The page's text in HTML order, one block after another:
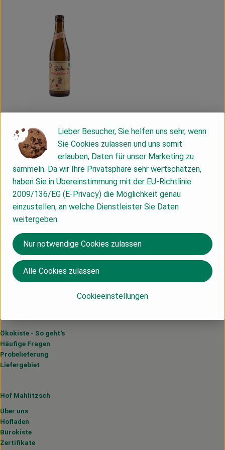
Vorratskammer
Getränke
Haus, Garten & Co.
Über uns
Lieferservice
Neues vom Hof
Blog
, Preis:
1,39 €/ 0,33l
Pinkus Malz
, Herkunft:
Deutschland, Referenzpreis:
4,21 €/ l
Produkt zum Warenkorb hinzufügen
Du hast eine Frage? Wir helfen dir gerne:
Hof Mahlitzsch GbR
Mahlitzsch Nr. 1
01683 Nossen
035242-65620
oekokiste (at) hof-mahlitzsch.de
Ökokiste - So geht's
Häufige Fragen
Probelieferung
Liefergebiet
Hof Mahlitzsch
Über uns
Hofladen
Bürokiste
Zertifikate
Lieber Besucher, Sie helfen uns sehr, wenn
Sie Cookies zulassen und uns somit
erlauben, Daten für unser Marketing zu
sammeln. Da wir Ihre Privatsphäre sehr wertschätzen,
haben Sie in Übereinstimmung mit der EU-Richtlinie
2009/136/EG (E-Privacy) die Möglichkeit genau
einzustellen, an welche Dienstleister Sie Daten
weitergeben.
Cookieeinstellungen
Nur notwendige Cookies zulassen
Alle Cookies zulassen